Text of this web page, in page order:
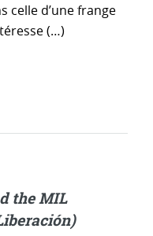
celle d’une frange
(…)
the MIL